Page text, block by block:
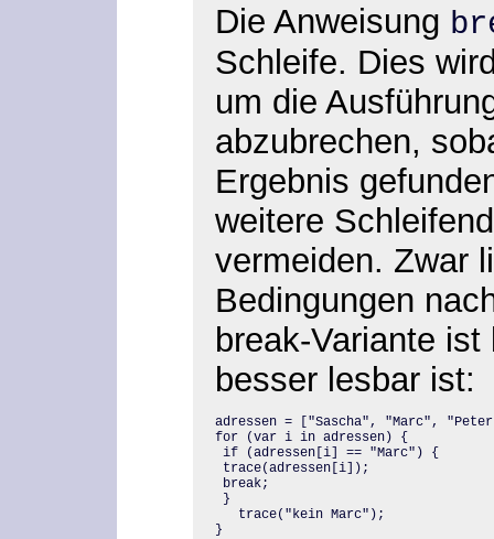
Die Anweisung
Schleife. Dies
um die
abzubrechen,
Ergebnis
weitere
vermeiden. Zwar
Bedingungen
break-Variante
besser lesbar ist:
for (var i in adressen) {
if (adressen[i] == "Marc") {
trace(adressen[i]);
break;
}
   trace
}